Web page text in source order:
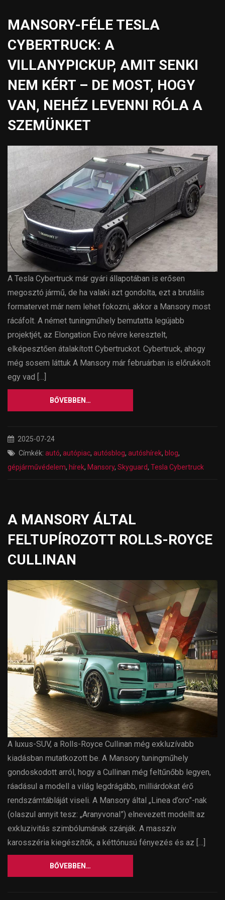
MANSORY-FÉLE TESLA
CYBERTRUCK: A
VILLANYPICKUP, AMIT SENKI
NEM KÉRT – DE MOST, HOGY
VAN, NEHÉZ LEVENNI RÓLA A
SZEMÜNKET
A Tesla Cybertruck már gyári állapotában is erősen
megosztó jármű, de ha valaki azt gondolta, ezt a brutális
formatervet már nem lehet fokozni, akkor a Mansory most
rácáfolt. A német tuningműhely bemutatta legújabb
projektjét, az Elongation Evo névre keresztelt,
elképesztően átalakított Cybertruckot. Cybertruck, ahogy
még sosem láttuk A Mansory már februárban is előrukkolt
egy vad […]
BŐVEBBEN…
2025-07-24
Címkék: autó, autópiac, autósblog, autóshírek, blog,
gépjárművédelem, hírek, Mansory, Skyguard, Tesla Cybertruck
A MANSORY ÁLTAL
FELTUPÍROZOTT ROLLS-ROYCE
CULLINAN
A luxus-SUV, a Rolls-Royce Cullinan még exkluzívabb
kiadásban mutatkozott be. A Mansory tuningműhely
gondoskodott arról, hogy a Cullinan még feltűnőbb legyen,
ráadásul a modell a világ legdrágább, milliárdokat érő
rendszámtábláját viseli. A Mansory által „Linea d’oro”-nak
(olaszul annyit tesz: „Aranyvonal”) elnevezett modellt az
exkluzivitás szimbólumának szánják. A masszív
karosszéria kiegészítők, a kéttónusú fényezés és az […]
BŐVEBBEN…